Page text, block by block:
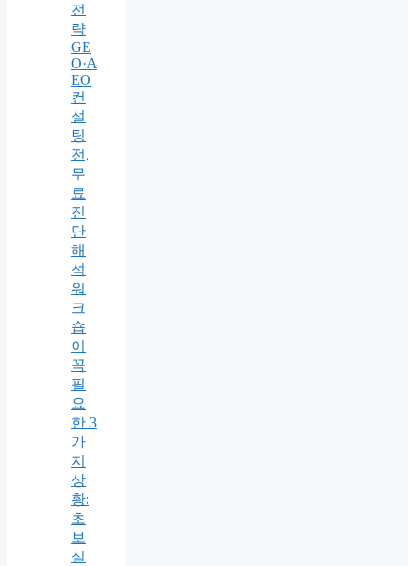
전
략
GE
O·A
EO
컨
설
팅
전,
무
료
진
단
해
석
워
크
숍
이
꼭
필
요
한 3
가
지
상
황:
초
보
실